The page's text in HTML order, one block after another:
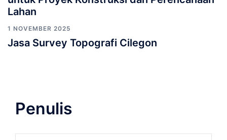
Lahan
1 NOVEMBER 2025
Jasa Survey Topografi Cilegon
Penulis